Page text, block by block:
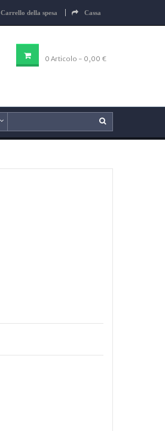
Carrello della spesa Cassa
0 Articolo - 0,00 €